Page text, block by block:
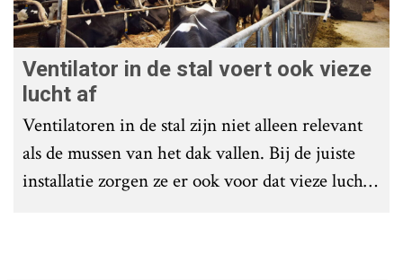
Ventilator in de stal voert ook vieze
lucht af
Ventilatoren in de stal zijn niet alleen relevant
als de mussen van het dak vallen. Bij de juiste
installatie zorgen ze er ook voor dat vieze lucht